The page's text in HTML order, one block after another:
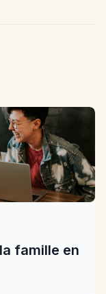
famille en